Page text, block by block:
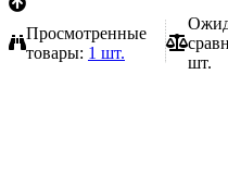
Просмотренные
товары: 1 шт.
шт.